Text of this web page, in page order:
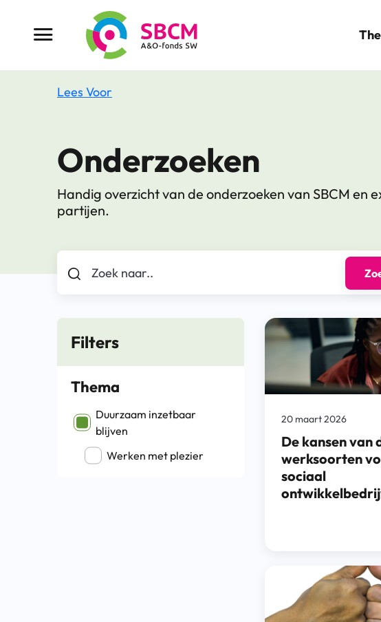
Menu button
Lees Voor
Onderzoeken
Handig overzicht van de onderzoeken van SBCM en
partijen.
Zoek naar..
Filters
Thema
Filter op Thema
Duurzaam inzetbaar
blijven
Werken met plezier
De kansen van
werksoorten
sociaal
20 maart 2026